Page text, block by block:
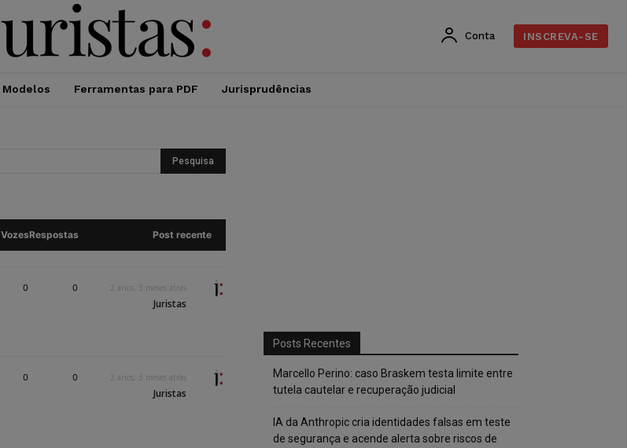
Conta INSCREVA-SE
Modelos Ferramentas para PDF Jurisprudências
VozesRespostas Post recente
0 0 2 anos, 3 meses atrás
Juristas
0 0 2 anos, 3 meses atrás
Juristas
Posts Recentes
Marcello Perino: caso Braskem testa limite entre
tutela cautelar e recuperação judicial
IA da Anthropic cria identidades falsas em teste
de segurança e acende alerta sobre riscos de